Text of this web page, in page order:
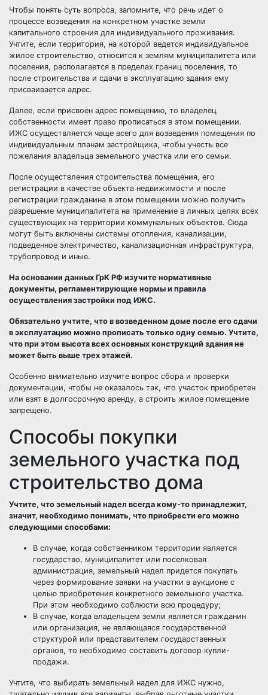
Чтобы понять суть вопроса, запомните, что речь идет о
процессе возведения на конкретном участке земли
капитального строения для индивидуального проживания.
Учтите, если территория, на которой ведется индивидуальное
жилое строительство, относится к землям муниципалитета или
поселения, располагается в пределах границ поселения, то
после строительства и сдачи в эксплуатацию здания ему
присваивается адрес.
Далее, если присвоен адрес помещению, то владелец
собственности имеет право прописаться в этом помещении.
ИЖС осуществляется чаще всего для возведения помещения по
индивидуальным планам застройщика, чтобы учесть все
пожелания владельца земельного участка или его семьи.
После осуществления строительства помещения, его
регистрации в качестве объекта недвижимости и после
регистрации гражданина в этом помещении можно получить
разрешение муниципалитета на применение в личных целях всех
существующих на территории коммунальных объектов. Сюда
могут быть включены системы отопления, канализации,
подведенное электричество, канализационная инфраструктура,
трубопровод и иные.
На основании данных ГрК РФ изучите нормативные
документы, регламентирующие нормы и правила
осуществления застройки под ИЖС.
Обязательно учтите, что в возведенном доме после его сдачи
в эксплуатацию можно прописать только одну семью. Учтите,
что при этом высота всех основных конструкций здания не
может быть выше трех этажей.
Особенно внимательно изучите вопрос сбора и проверки
документации, чтобы не оказалось так, что участок приобретен
или взят в долгосрочную аренду, а строить жилое помещение
запрещено.
Способы покупки
земельного участка под
строительство дома
Учтите, что земельный надел всегда кому-то принадлежит,
значит, необходимо понимать, что приобрести его можно
следующими способами:
В случае, когда собственником территории является
государство, муниципалитет или поселковая
администрация, земельный надел придется покупать
через формирование заявки на участки в аукционе с
целью приобретения конкретного земельного участка.
При этом необходимо соблюсти всю процедуру;
В случае, когда владельцем земли является гражданин
или организация, не являющаяся государственной
структурой или представителем государственных
органов, то необходимо составить договор купли-
продажи.
Учтите, что выбирать земельный надел для ИЖС нужно,